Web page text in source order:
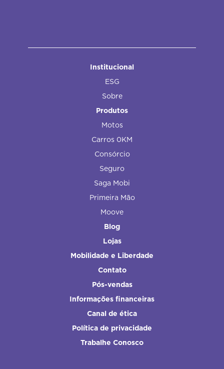
Institucional
ESG
Sobre
Produtos
Motos
Carros 0KM
Consórcio
Seguro
Saga Mobi
Primeira Mão
Moove
Blog
Lojas
Mobilidade e Liberdade
Contato
Pós-vendas
Informações financeiras
Canal de ética
Política de privacidade
Trabalhe Conosco